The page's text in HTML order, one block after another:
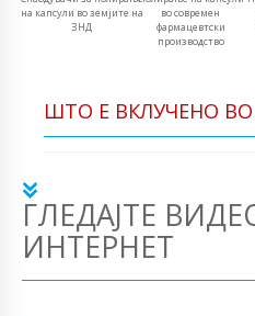
на капсули во земјите на
ЗНД
во современ
фармацевтски
производство
ШТО Е ВКЛУЧЕНО
ГЛЕДАЈТЕ
ИНТЕРНЕТ